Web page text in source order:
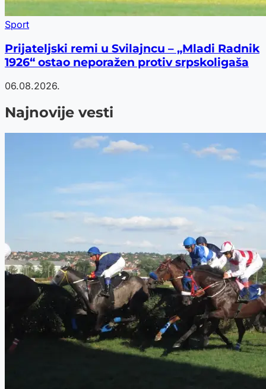
Sport
Prijateljski remi u Svilajncu – „Mladi Radnik
1926“ ostao neporažen protiv srpskoligaša
06.08.2026.
Najnovije vesti